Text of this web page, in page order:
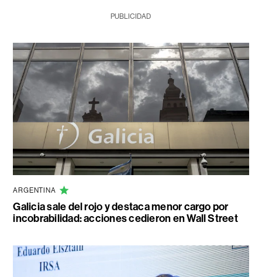
PUBLICIDAD
ARGENTINA
Galicia sale del rojo y destaca menor cargo por
incobrabilidad: acciones cedieron en Wall Street